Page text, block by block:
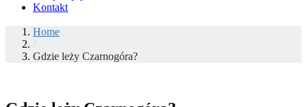
Kontakt
Home
/
Gdzie leży Czarnogóra?